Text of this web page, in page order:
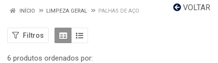
VOLTAR
INÍCIO LIMPEZA GERAL PALHAS DE AÇO
Filtros
6 produtos ordenados por: